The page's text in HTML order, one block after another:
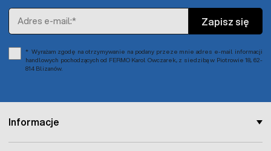
Informacje
Adres e-mail
Zapisz się
Wyrażam zgodę na otrzymywanie na podany przeze mnie adres e-mail informacji
handlowych pochodzących od FERMO Karol Owczarek, z siedzibą w Piotrowie 18, 62-
814 Blizanów.